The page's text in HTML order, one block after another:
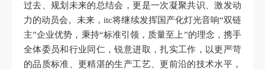
过去、规划未来的总结会，更是一次凝聚共识、激发动
力的动员会。未来，itc将继续发挥国产化灯光音响“双链
主”企业优势，秉持“标准引领，质量至上”的理念，携手
全体委员和行业同仁，锐意进取，扎实工作，以更严苛
的品质标准、更精湛的生产工艺、更前沿的技术水平，